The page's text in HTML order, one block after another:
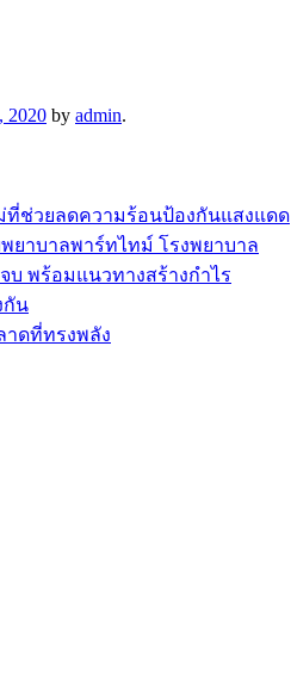
2020 by admin.
ช่วยลดความร้อนป้องกันแสงแดด
ยาบาลพาร์ทไทม์ โรงพยาบาล
บ พร้อมแนวทางสร้างกำไร
กัน
าดที่ทรงพลัง